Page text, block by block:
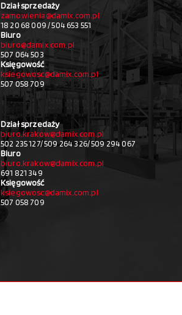
Dział sprzedaży
zamowienia@damix.com.pl
18 20 68 009 / 504 653 551
Biuro
biuro@damix.com.pl
507 064 503
Księgowość
ksiegowosc@damix.com.pl
507 058 709
Dział sprzedaży
biuro.krakow@damix.com.pl
502 235 127/ 509 264 326/ 509 294 067
Biuro
biuro.krakow@damix.com.pl
691 821 349
Księgowość
ksiegowosc@damix.com.pl
507 058 709